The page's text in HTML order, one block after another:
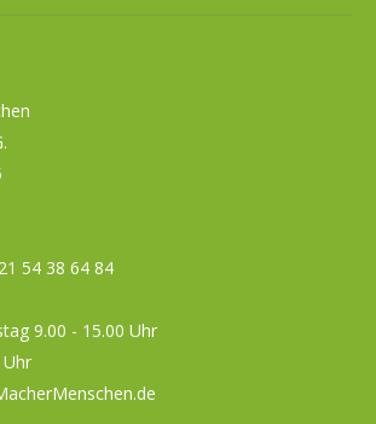
54 38 64 84
9.00 - 15.00 Uhr